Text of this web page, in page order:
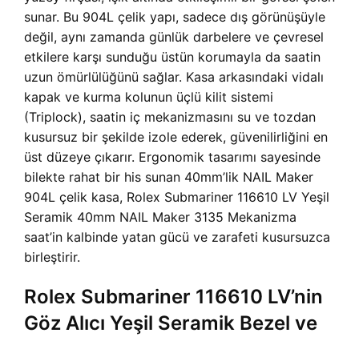
sunar. Bu 904L çelik yapı, sadece dış görünüşüyle
değil, aynı zamanda günlük darbelere ve çevresel
etkilere karşı sunduğu üstün korumayla da saatin
uzun ömürlülüğünü sağlar. Kasa arkasındaki vidalı
kapak ve kurma kolunun üçlü kilit sistemi
(Triplock), saatin iç mekanizmasını su ve tozdan
kusursuz bir şekilde izole ederek, güvenilirliğini en
üst düzeye çıkarır. Ergonomik tasarımı sayesinde
bilekte rahat bir his sunan 40mm’lik NAIL Maker
904L çelik kasa, Rolex Submariner 116610 LV Yeşil
Seramik 40mm NAIL Maker 3135 Mekanizma
saat’in kalbinde yatan gücü ve zarafeti kusursuzca
birleştirir.
Rolex Submariner 116610 LV’nin
Göz Alıcı Yeşil Seramik Bezel ve